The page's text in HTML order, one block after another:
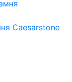
Caesarstone